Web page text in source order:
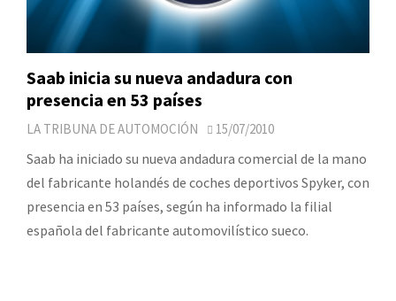
Saab inicia su nueva andadura con
presencia en 53 países
LA TRIBUNA DE AUTOMOCIÓN 15/07/2010
Saab ha iniciado su nueva andadura comercial de la mano
del fabricante holandés de coches deportivos Spyker, con
presencia en 53 países, según ha informado la filial
española del fabricante automovilístico sueco.